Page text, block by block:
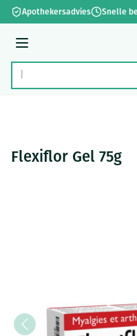
Ga naar de inhoud
Apothekersadvies Snelle
Menu
Product, merk, categorie...
Flexiflor Gel 75g